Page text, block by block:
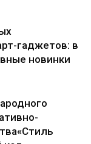
гаджетов: в
новинки